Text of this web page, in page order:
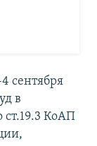
сентября
в
ст.19.3 КоАП